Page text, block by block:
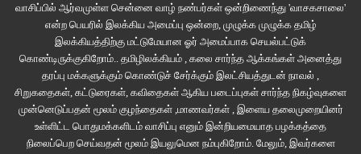
வாசிப்பில் ஆர்வமுள்ள சென்னை வாழ் நண்பர்கள் ஒன்றிணைந்து 'வாசகசாலை'
என்ற பெயரில் இலக்கிய அமைப்பு ஒன்றை, முழுக்க முழுக்க தமிழ்
இலக்கியத்திற்கு மட்டுமேயான ஓர் அமைப்பாக செயல்பட்டுக்
கொண்டிருக்குகிறோம்.. தமிழிலக்கியம் , கலை சார்ந்த ஆக்கங்கள் அனைத்து
தரப்பு மக்களுக்கும் கொண்டுச் சேர்க்கும் இலட்சியத்துடன் நாவல் ,
சிறுகதைகள், கட்டுரைகள், கவிதைகள் ஆகிய படைப்புகள் சார்ந்த நிகழ்வுகளை
முன்னெடுப்பதன் மூலம் குழந்தைகள் ,மாணவர்கள் , இளைய தலைமுறையினர்
உள்ளிட்ட பொதுமக்களிடம் வாசிப்பு எனும் இன்றியமையாத பழக்கத்தை
நிலைப்பெற செய்வதன் மூலம் இயலுமென நம்புகிறோம். மேலும், இவர்களை